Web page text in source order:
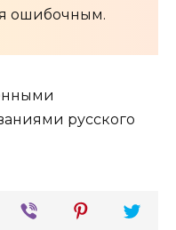
ошибочным.
русского